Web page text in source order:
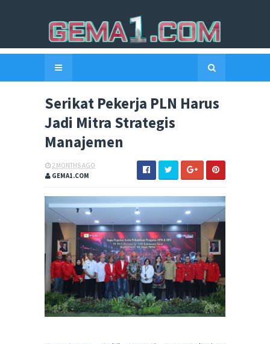
Serikat Pekerja PLN Harus
Jadi Mitra Strategis
Manajemen
2 MONTHS AGO
GEMA1.COM